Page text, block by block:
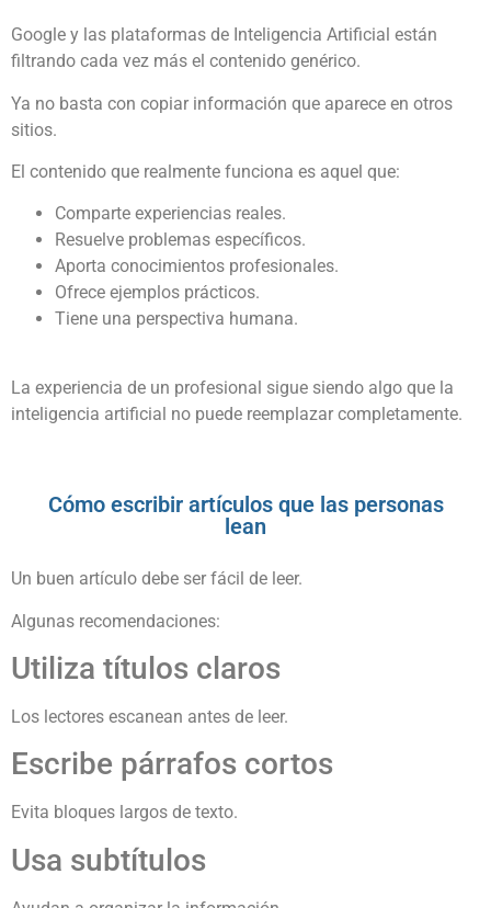
Google y las plataformas de Inteligencia Artificial están
filtrando cada vez más el contenido genérico.
Ya no basta con copiar información que aparece en otros
sitios.
El contenido que realmente funciona es aquel que:
Comparte experiencias reales.
Resuelve problemas específicos.
Aporta conocimientos profesionales.
Ofrece ejemplos prácticos.
Tiene una perspectiva humana.
La experiencia de un profesional sigue siendo algo que la
inteligencia artificial no puede reemplazar completamente.
Cómo escribir artículos que las personas
lean
Un buen artículo debe ser fácil de leer.
Algunas recomendaciones:
Utiliza títulos claros
Los lectores escanean antes de leer.
Escribe párrafos cortos
Evita bloques largos de texto.
Usa subtítulos